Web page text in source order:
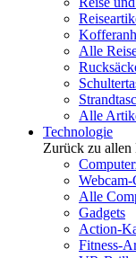
Alle
Alle
Technologie
Zurück zu allen
Alle
Gadgets
Action-
Fitness-